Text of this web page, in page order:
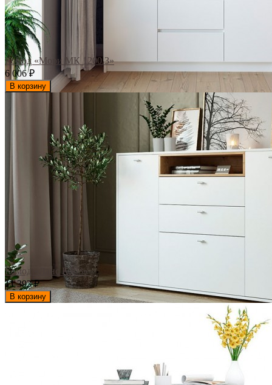
Комод «Мори МК 1200.3»
6 006₽
В корзину
Комод «Ланс К303»
11 393₽
В корзину